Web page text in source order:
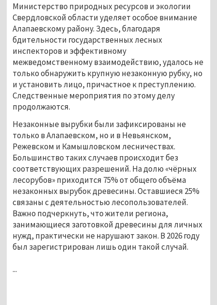
Министерство природных ресурсов и экологии
Свердловской области уделяет особое внимание
Алапаевскому району. Здесь, благодаря
бдительности государственных лесных
инспекторов и эффективному
межведомственному взаимодействию, удалось не
только обнаружить крупную незаконную рубку, но
и установить лицо, причастное к преступлению.
Следственные мероприятия по этому делу
продолжаются.
Незаконные вырубки были зафиксированы не
только в Алапаевском, но и в Невьянском,
Режевском и Камышловском лесничествах.
Большинство таких случаев происходит без
соответствующих разрешений. На долю «чёрных
лесорубов» приходится 75% от общего объёма
незаконных вырубок древесины. Оставшиеся 25%
связаны с деятельностью лесопользователей.
Важно подчеркнуть, что жители региона,
занимающиеся заготовкой древесины для личных
нужд, практически не нарушают закон. В 2026 году
был зарегистрирован лишь один такой случай.
...